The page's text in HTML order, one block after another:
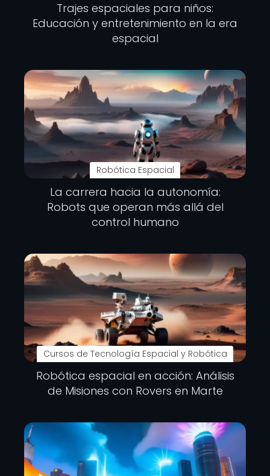
Trajes espaciales para niños:
Educación y entretenimiento en la era
espacial
Robótica Espacial
La carrera hacia la autonomía:
Robots que operan más allá del
control humano
Cursos de Tecnología Espacial y Robótica
Robótica espacial en acción: Análisis
de Misiones con Rovers en Marte